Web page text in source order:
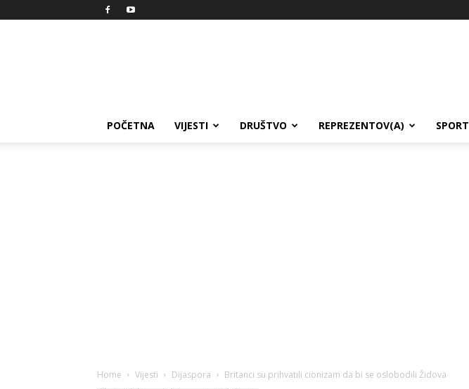
POČETNA VIJESTI DRUŠTVO REPREZENTOV(A) SPORT
Home Vijesti Dijaspora Britanci su prihvatili cionizam da bi se oslobodili Židova